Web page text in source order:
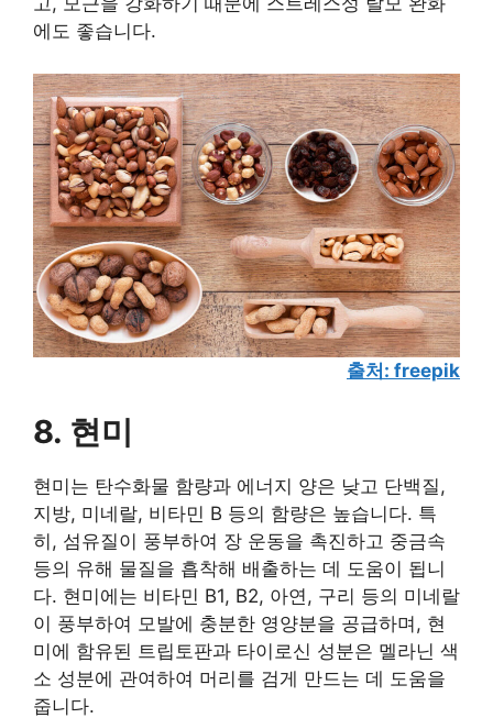
에도 좋습니다.
출처: freepik
8. 현미
현미는 탄수화물 함량과 에너지 양은 낮고 단백질,
지방, 미네랄, 비타민 B 등의 함량은 높습니다. 특
히, 섬유질이 풍부하여 장 운동을 촉진하고 중금속
등의 유해 물질을 흡착해 배출하는 데 도움이 됩니
다. 현미에는 비타민 B1, B2, 아연, 구리 등의 미네랄
이 풍부하여 모발에 충분한 영양분을 공급하며, 현
미에 함유된 트립토판과 타이로신 성분은 멜라닌 색
소 성분에 관여하여 머리를 검게 만드는 데 도움을
줍니다.